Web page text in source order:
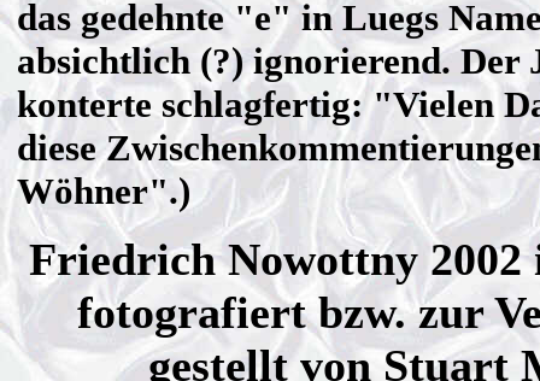
das gedehnte "e" in Luegs
absichtlich (?) ignorierend. Der
konterte schlagfertig: "Vielen
diese
Wöhner".)
Friedrich Nowottny 2002
fotografiert bzw. zur
gestellt von Stuart